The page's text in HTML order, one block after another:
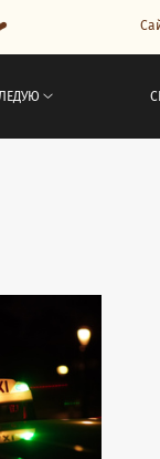
Сайт